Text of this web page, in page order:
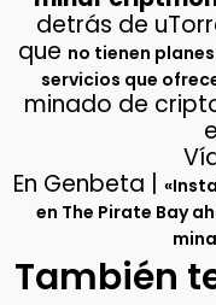
detrás de
que no tienen
servicios que
minado de
En Genbeta |
en The Pirate Bay
También